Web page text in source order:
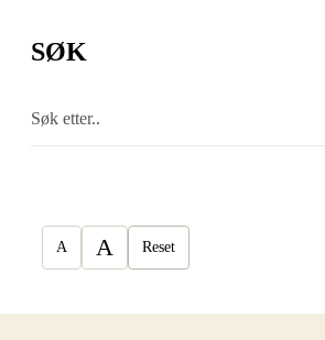
SØK
A A Reset